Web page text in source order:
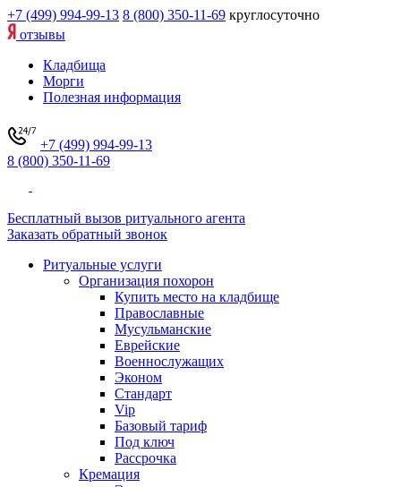
+7 (499) 994-99-13 8 (800) 350-11-69 круглосуточно
отзывы
Кладбища
Морги
Полезная информация
+7 (499) 994-99-13
8 (800) 350-11-69
Бесплатный вызов ритуального агента
Заказать обратный звонок
Ритуальные услуги
Организация похорон
Купить место на кладбище
Православные
Мусульманские
Еврейские
Военнослужащих
Эконом
Стандарт
Vip
Базовый тариф
Под ключ
Рассрочка
Кремация